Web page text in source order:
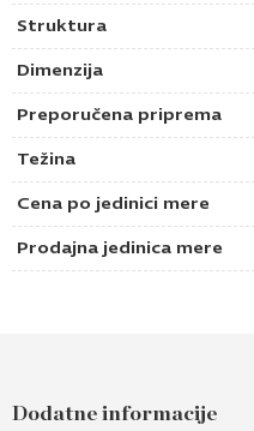
Struktura
Dimenzija
Preporučena priprema
Težina
Cena po jedinici mere
Prodajna jedinica mere
Ime i prezime
Dodatne informacije